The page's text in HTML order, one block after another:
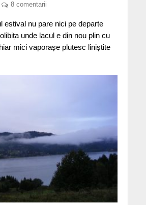
8 comentarii
estival nu pare nici pe departe
unde lacul e din nou plin cu
mici vaporașe plutesc liniștite